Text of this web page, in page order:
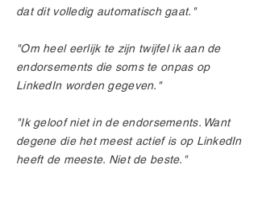
dat dit volledig automatisch gaat."
"Om heel eerlijk te zijn twijfel ik aan de
endorsements die soms te onpas op
LinkedIn worden gegeven."
"Ik geloof niet in de endorsements. Want
degene die het meest actief is op LinkedIn
heeft de meeste. Niet de beste."